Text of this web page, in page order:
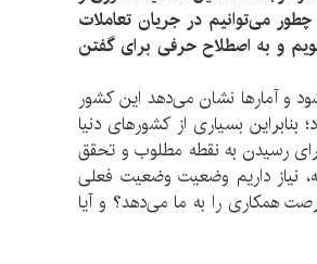
می‌توانیم در جریان تعاملات
و به اصطلاح حرفی برای گفتن
و آمار‌ها نشان می‌دهد این کشور
بسیاری از کشور‌های دنیا
رسیدن به نقطه مطلوب و تحقق
در قالب تفاهم‌نامه همکاری 25 ساله، نیاز داریم وضعیت وضعیت فعلی
همکاری را به ما می‌دهد؟ و آیا